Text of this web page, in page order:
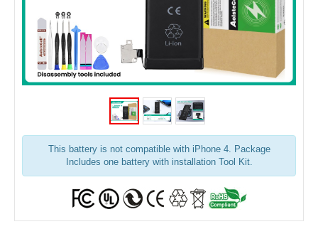
This battery is not compatible with iPhone 4. Package
Includes one battery with installation Tool Kit.